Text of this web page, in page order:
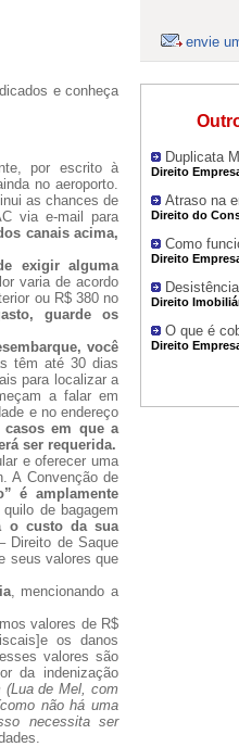
envie
Duplicata
Direito
Atraso na
Direito do
Como
Direito
Direito
O que é
Direito
e conheça
por escrito à
no aeroporto.
as chances de
via e-mail para
canais acima,
exigir alguma
varia de acordo
ou R$ 380 no
guarde os
você
têm até 30 dias
para localizar a
a falar em
e no endereço
casos em que a
ser requerida.
e oferecer uma
A Convenção de
é amplamente
de bagagem
o custo da sua
Direito de Saque
seus valores que
, mencionando a
valores de R$
os danos
valores são
da indenização
(Lua de Mel, com
não há uma
necessita ser